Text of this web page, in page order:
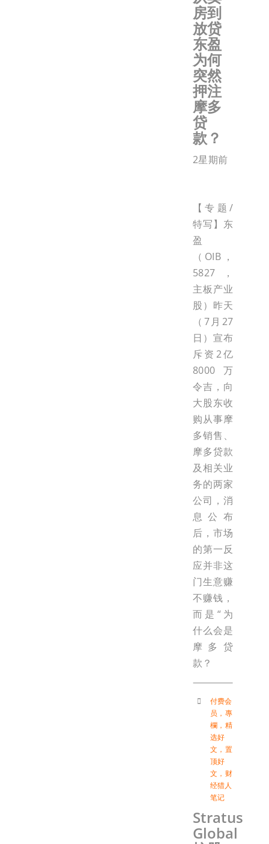
房到
放贷
东盈
为何
突然
押注
摩多
贷
款？
2星期前
【专题/
特写】东
盈
（OIB，
5827，
主板产业
股）昨天
（7月27
日）宣布
斥资2亿
8000万
令吉，向
大股东收
购从事摩
多销售、
摩多贷款
及相关业
务的两家
公司，消
息公布
后，市场
的第一反
应并非这
门生意赚
不赚钱，
而是“为
什么会是
摩多贷
款？
付费会
员 ， 專
欄 ， 精
选好
文 ， 置
顶好
文 ， 财
经猎人
笔记
Stratus
Global